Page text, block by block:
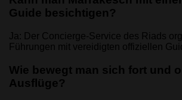
Guide besichtigen?
Ja: Der Concierge-Service des Riads
Führungen mit vereidigten offiziellen
Wie bewegt man sich fort und
Ausflüge?